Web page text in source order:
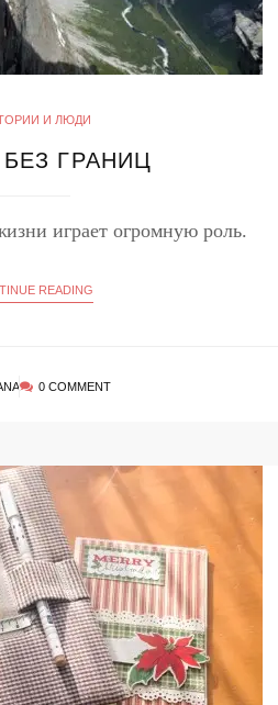
И ЛЮДИ
ГРАНИЦ
играет огромную роль.
READING
0 COMMENT